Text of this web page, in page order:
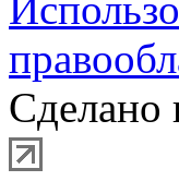
Сделано